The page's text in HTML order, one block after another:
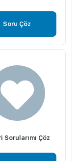
Soru Çöz
Sorularımı Çöz